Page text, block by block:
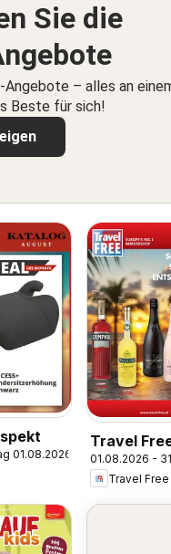
Sie die
Angebote – alles an
Beste für sich!
01.08.2026
Travel
Angebote
01.08.2026 -
Travel Free